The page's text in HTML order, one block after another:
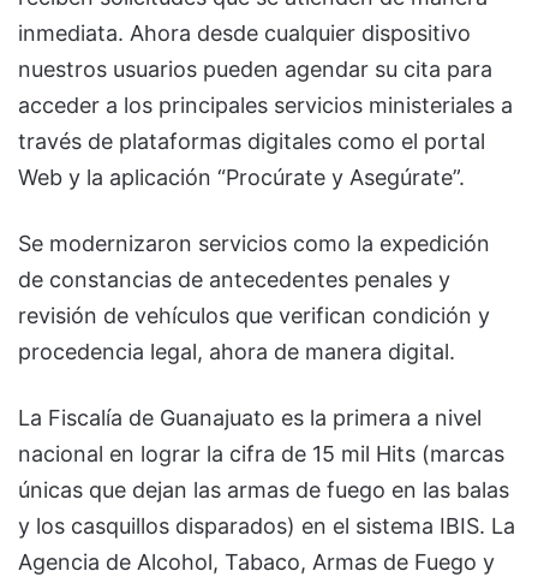
inmediata. Ahora desde cualquier dispositivo
nuestros usuarios pueden agendar su cita para
acceder a los principales servicios ministeriales a
través de plataformas digitales como el portal
Web y la aplicación “Procúrate y Asegúrate”.
Se modernizaron servicios como la expedición
de constancias de antecedentes penales y
revisión de vehículos que verifican condición y
procedencia legal, ahora de manera digital.
La Fiscalía de Guanajuato es la primera a nivel
nacional en lograr la cifra de 15 mil Hits (marcas
únicas que dejan las armas de fuego en las balas
y los casquillos disparados) en el sistema IBIS. La
Agencia de Alcohol, Tabaco, Armas de Fuego y